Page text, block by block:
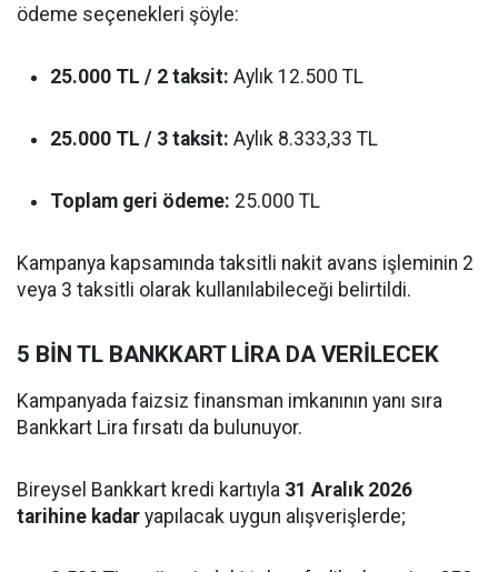
ödeme seçenekleri şöyle:
25.000 TL / 2 taksit: Aylık 12.500 TL
25.000 TL / 3 taksit: Aylık 8.333,33 TL
Toplam geri ödeme: 25.000 TL
Kampanya kapsamında taksitli nakit avans işleminin 2
veya 3 taksitli olarak kullanılabileceği belirtildi.
5 BİN TL BANKKART LİRA DA VERİLECEK
Kampanyada faizsiz finansman imkanının yanı sıra
Bankkart Lira fırsatı da bulunuyor.
Bireysel Bankkart kredi kartıyla 31 Aralık 2026
tarihine kadar yapılacak uygun alışverişlerde;